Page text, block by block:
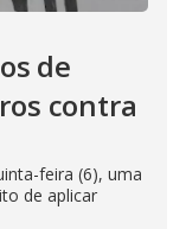
de
contra
feira (6), uma
de aplicar